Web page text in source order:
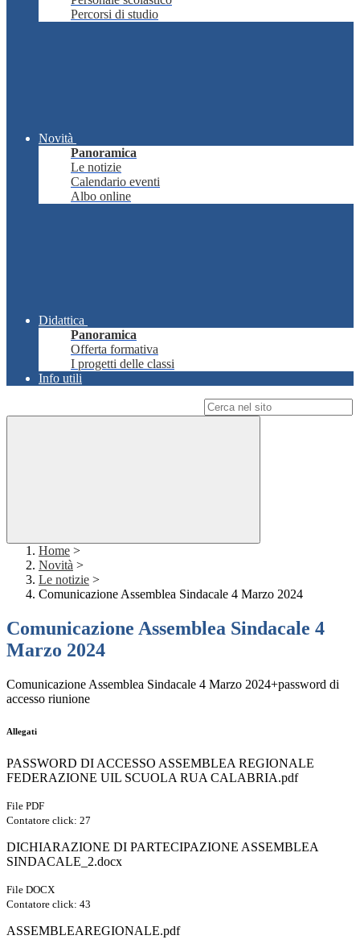
Percorsi di studio
Novità
Panoramica
Le notizie
Calendario eventi
Albo online
Didattica
Panoramica
Offerta formativa
I progetti delle classi
Info utili
Home >
Novità >
Le notizie >
Comunicazione Assemblea Sindacale 4 Marzo 2024
Comunicazione Assemblea Sindacale 4
Marzo 2024
Comunicazione Assemblea Sindacale 4 Marzo 2024+password di
accesso riunione
Allegati
PASSWORD DI ACCESSO ASSEMBLEA REGIONALE
FEDERAZIONE UIL SCUOLA RUA CALABRIA.pdf
File PDF
Contatore click: 27
DICHIARAZIONE DI PARTECIPAZIONE ASSEMBLEA
SINDACALE_2.docx
File DOCX
Contatore click: 43
ASSEMBLEAREGIONALE.pdf